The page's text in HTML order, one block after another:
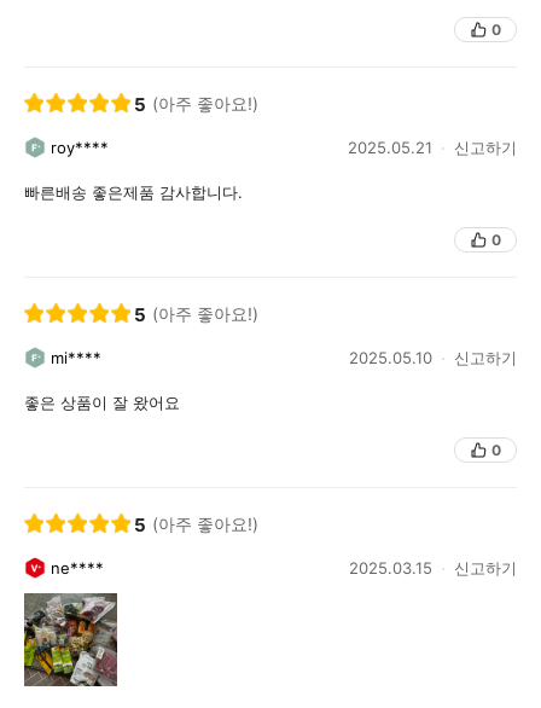
0
5 (아주 좋아요!)
roy**** 2025.05.21 신고하기
빠른배송 좋은제품 감사합니다.
0
5 (아주 좋아요!)
mi**** 2025.05.10 신고하기
좋은 상품이 잘 왔어요
0
5 (아주 좋아요!)
ne**** 2025.03.15 신고하기